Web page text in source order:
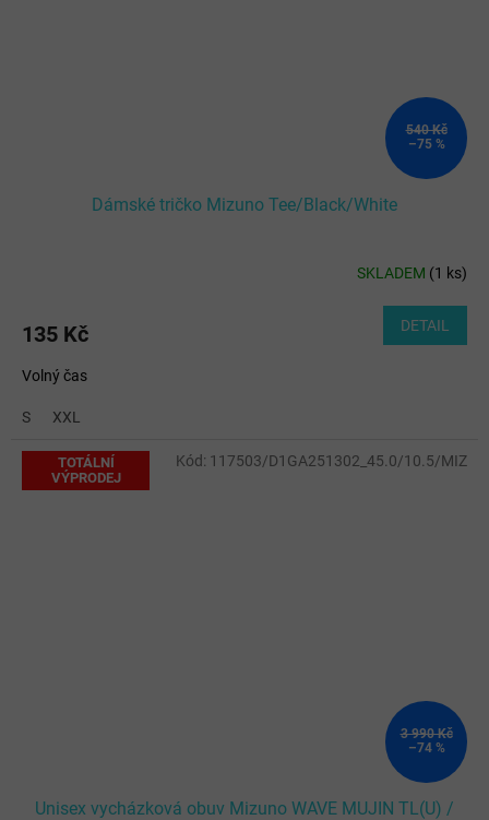
540 Kč
–75 %
Dámské tričko Mizuno Tee/Black/White
SKLADEM (1 ks)
135 Kč DETAIL
Volný čas
S XXL
TOTÁLNÍ
VÝPRODEJ
3 990 Kč
–74 %
Unisex vycházková obuv Mizuno WAVE MUJIN TL(U) /
Kód: 117503/D1GA251302_45.0/10.5/MIZ